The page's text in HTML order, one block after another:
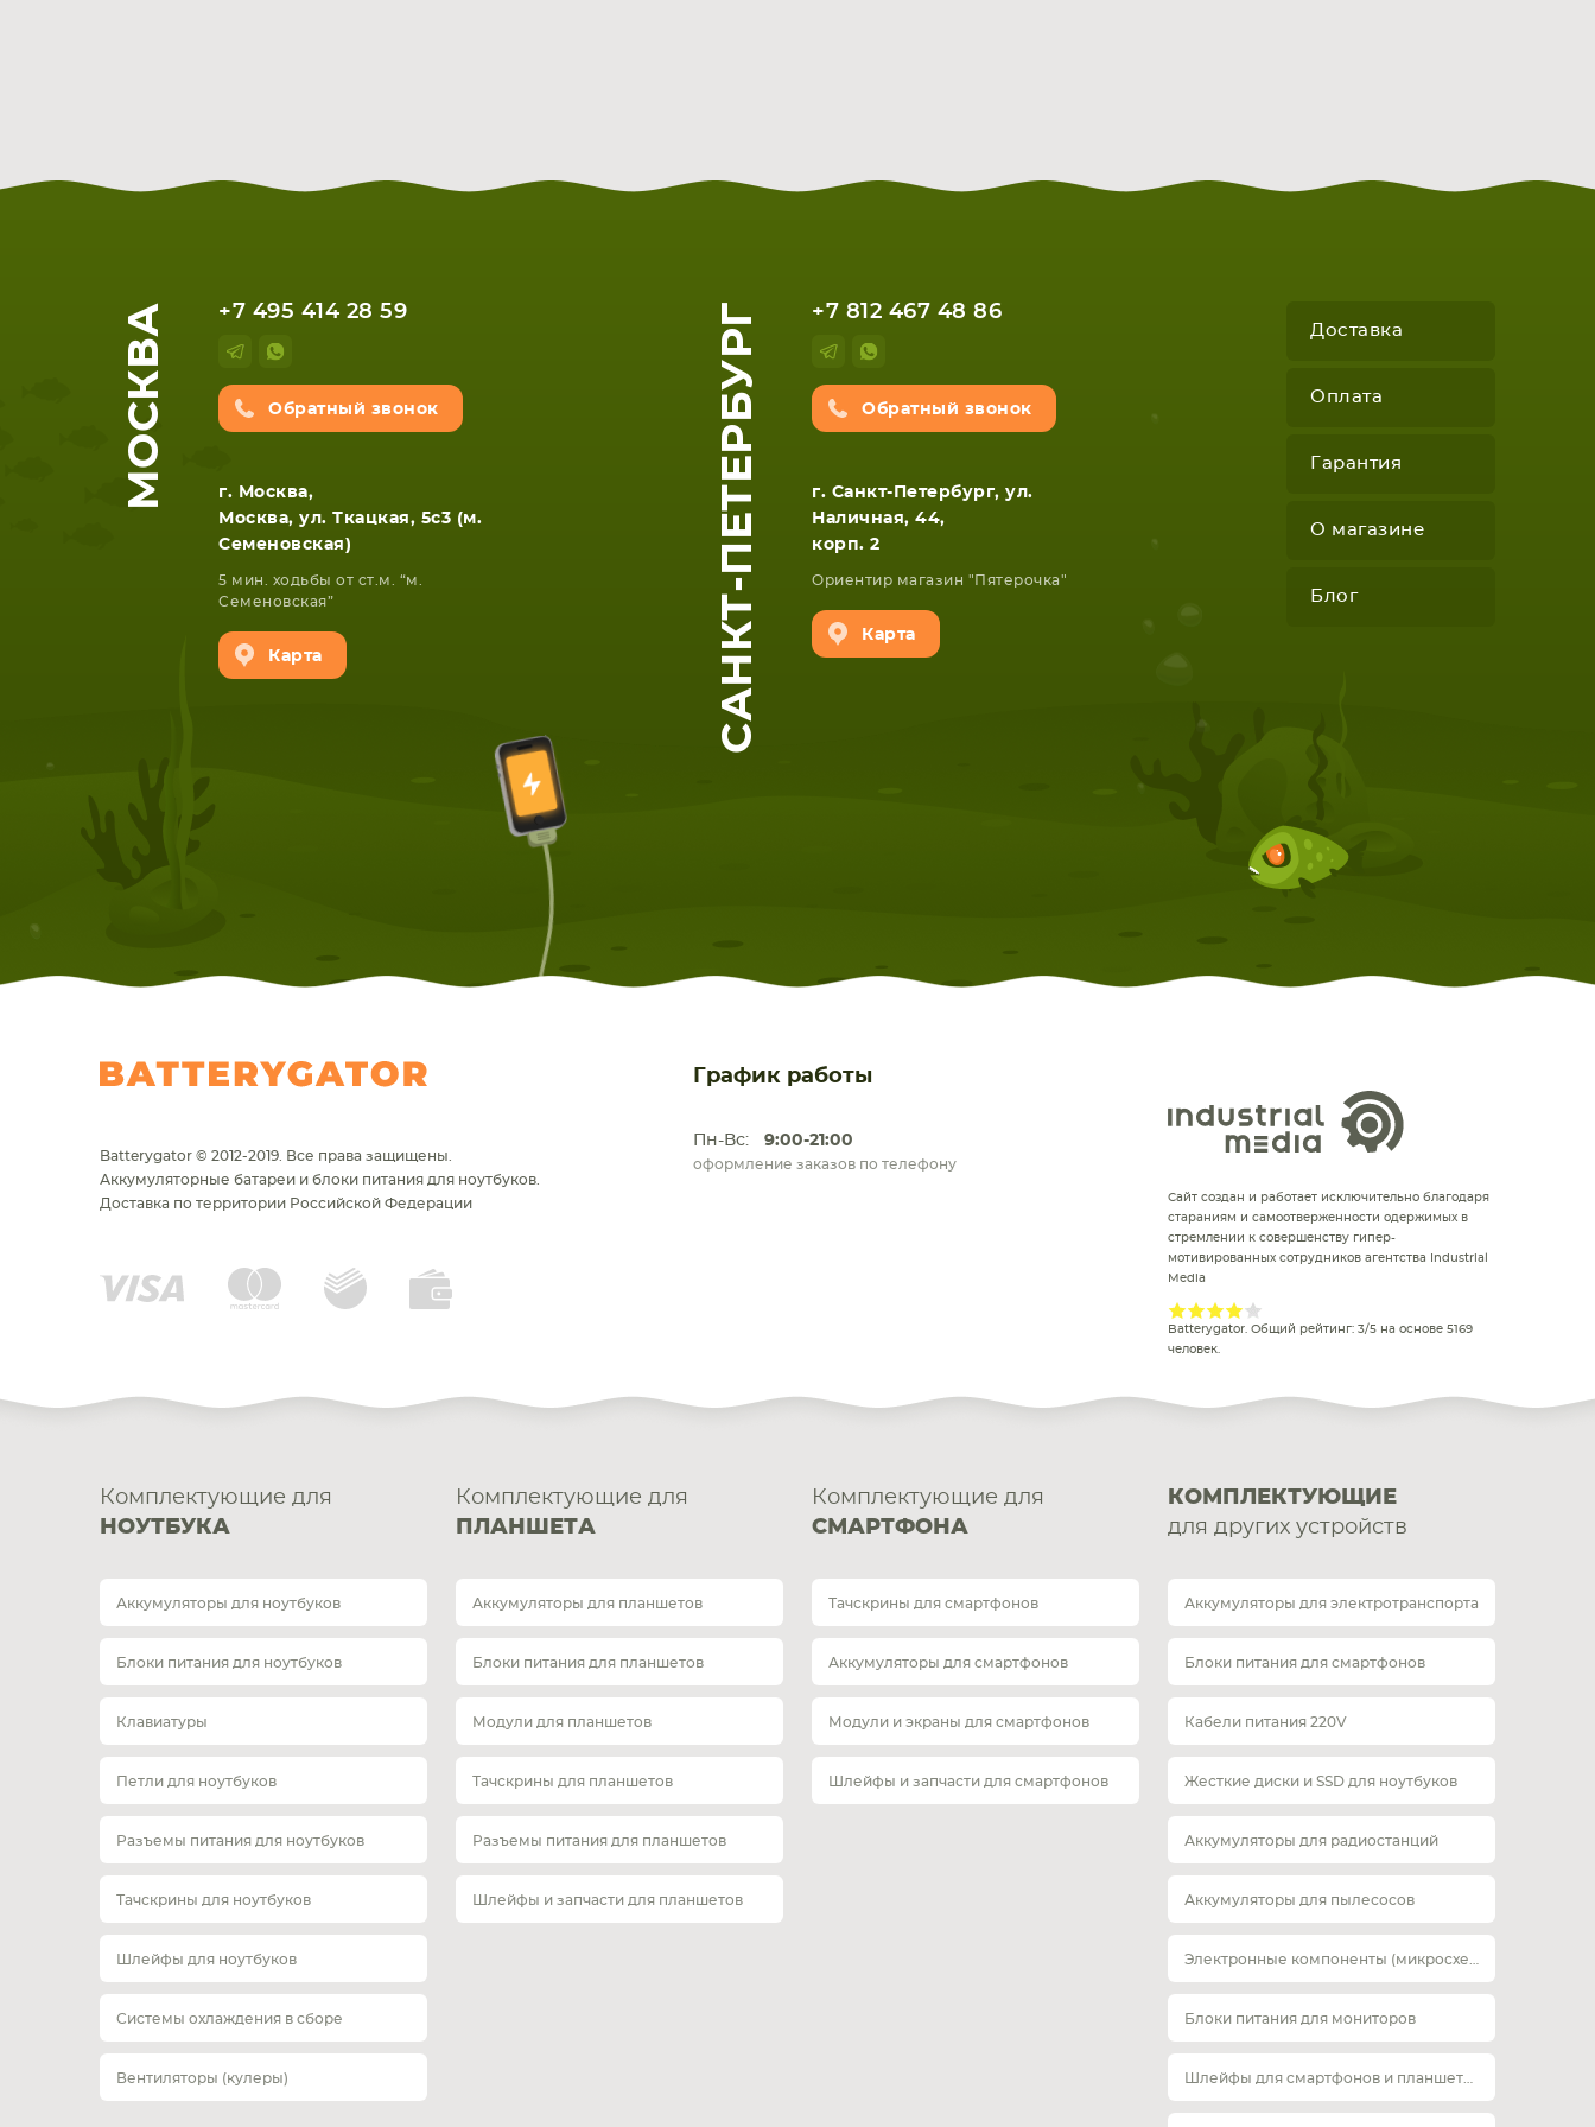
НОУТБУКА
КОМПЛЕКТУЮЩИЕ
МОСКВА +7 495 414 28 59
Обратный звонок
г. Москва,
Москва, ул. Ткацкая, 5с3 (м.
Семеновская)
5 мин. ходьбы от ст.м. “м.
Семеновская”
Карта САНКТ-ПЕТЕРБУРГ +7 812 467 48 86
Обратный звонок
г. Санкт-Петербург, ул.
Наличная, 44,
корп. 2
Ориентир магазин "Пятерочка"
Карта
Доставка
Оплата
Гарантия
О магазине
Блог
График работы
Пн-Вс: 9:00-21:00
оформление заказов по телефону
Batterygator © 2012-2019. Все права защищены.
Аккумуляторные батареи и блоки питания для ноутбуков.
Доставка по территории Российской Федерации
Сайт создан и работает исключительно благодаря
стараниям и самоотверженности одержимых в
стремлении к совершенству гипер-
мотивированных сотрудников агентства Industrial
Media
Batterygator. Общий рейтинг: 3/5 на основе 5169
человек.
Комплектующие для
НОУТБУКА
Аккумуляторы для ноутбуков
Блоки питания для ноутбуков
Клавиатуры
Петли для ноутбуков
Разъемы питания для ноутбуков
Тачскрины для ноутбуков
Шлейфы для ноутбуков
Системы охлаждения в сборе
Вентиляторы (кулеры)
Комплектующие для
ПЛАНШЕТА
Аккумуляторы для планшетов
Блоки питания для планшетов
Модули для планшетов
Тачскрины для планшетов
Разъемы питания для планшетов
Шлейфы и запчасти для планшетов
Комплектующие для
СМАРТФОНА
Тачскрины для смартфонов
Аккумуляторы для смартфонов
Модули и экраны для смартфонов
Шлейфы и запчасти для смартфонов
КОМПЛЕКТУЮЩИЕ
для других устройств
Аккумуляторы для электротранспорта
Блоки питания для смартфонов
Кабели питания 220V
Жесткие диски и SSD для ноутбуков
Аккумуляторы для радиостанций
Аккумуляторы для пылесосов
Блоки питания для мониторов